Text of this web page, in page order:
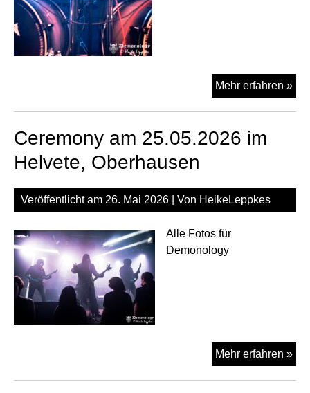
Mehr erfahren »
Of
Ceremony am 25.05.2026 im
Helvete, Oberhausen
Veröffentlicht am 26. Mai 2026 | Von HeikeLeppkes
Alle Fotos für
Demonology
Mehr erfahren »
am